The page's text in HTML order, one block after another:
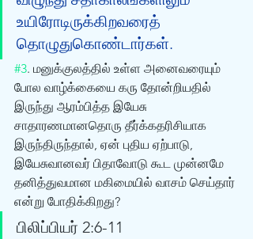
உயிரோடிருக்கிறவரைத்
தொழுதுகொண்டார்கள்.
#3. மனுக்குலத்தில் உள்ள அனைவரையும்
போல வாழ்க்கையை கரு தோன்றியதில்
இருந்து ஆரம்பித்த இயேசு
சாதாரணமானதொரு தீர்க்கதரிசியாக
இருந்திருந்தால், ஏன் புதிய ஏற்பாடு,
இயேசுவானவர் பிதாவோடு கூட முன்னமே
தனித்துவமான மகிமையில் வாசம் செய்தார்
என்று போதிக்கிறது?
பிலிப்பியர் 2:6-11